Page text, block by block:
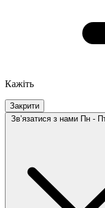
Кажіть
Закрити
Звʼязатися з нами